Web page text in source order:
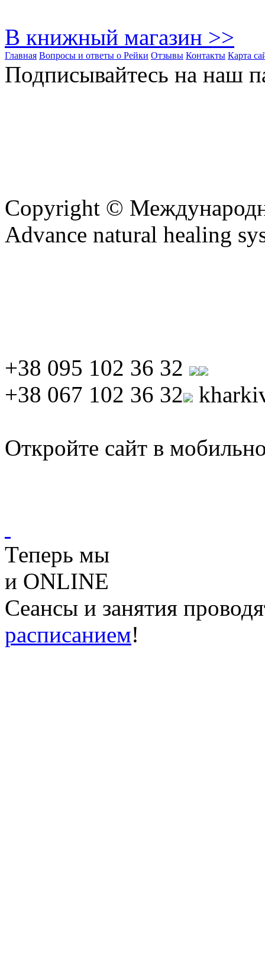
В книжный магазин >>
Главная Вопросы и ответы о Рейки Отзывы Контакты Карта
Подписывайтесь на наш
Copyright ©
Advance natural healing
+38 095 102 36 32
+38 067 102 36 32
Откройте сайт в
Теперь мы
и ONLINE
Сеансы и занятия
расписанием!